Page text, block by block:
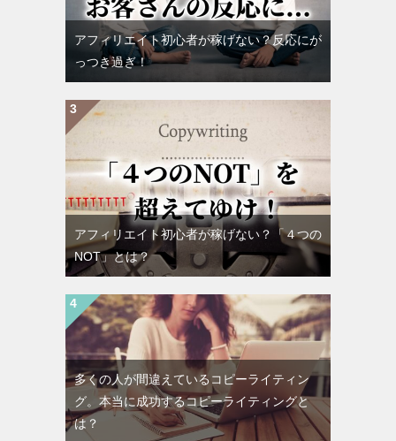
アフィリエイト初心者が稼げない？反応にが
っつき過ぎ！
アフィリエイト初心者が稼げない？「４つの
NOT」とは？
多くの人が間違えているコピーライティン
グ。本当に成功するコピーライティングと
は？